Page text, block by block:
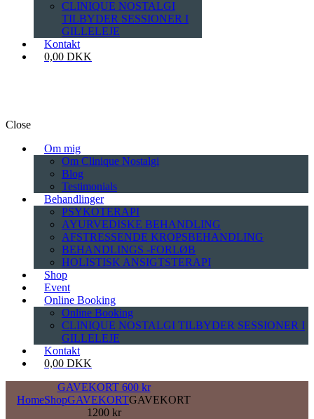
CLINIQUE NOSTALGI
TILBYDER SESSIONER I
GILLELEJE
Kontakt
0,00 DKK
Close
Om mig
Om Clinique Nostalgi
Blog
Testimonials
Behandlinger
PSYKOTERAPI
AYURVEDISKE BEHANDLING
AFSTRESSENDE KROPSBEHANDLING
BEHANDLINGS -FORLØB
HOLISTISK ANSIGTSTERAPI
Shop
Event
Online Booking
Online Booking
CLINIQUE NOSTALGI TILBYDER SESSIONER I
GILLELEJE
Kontakt
0,00 DKK
GAVEKORT 600 kr
HomeShopGAVEKORTGAVEKORT
1200 kr